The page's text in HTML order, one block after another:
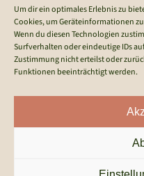
Um dir ein optimales Erlebnis zu
Cookies, um Geräteinformationen
Wenn du diesen Technologien
Surfverhalten oder eindeutige IDs
Zustimmung nicht erteilst oder
Funktionen beeinträchtigt werden.
Kontakt
© 2026 Alle